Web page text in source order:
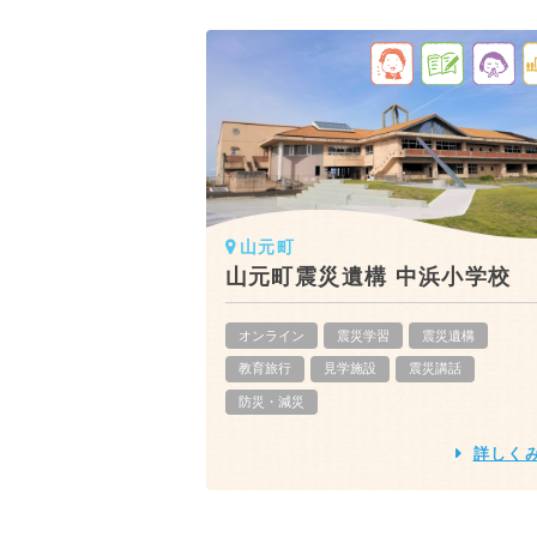
山元町
山元町震災遺構 中浜小学校
オンライン 震災学習 震災遺構
教育旅行 見学施設 震災講話
防災・減災
詳しく